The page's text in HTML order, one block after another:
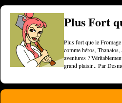
Plus Fort
Plus fort que le
comme héros,
aventures ?
grand plaisir... Par